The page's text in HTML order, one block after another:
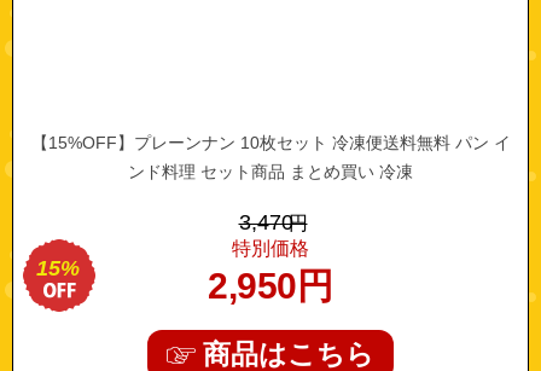
【15%OFF】プレーンナン 10枚セット 冷凍便送料無料 パン イ
ンド料理 セット商品 まとめ買い 冷凍
3,470円
特別価格
2,950 円
15%
商品はこちら